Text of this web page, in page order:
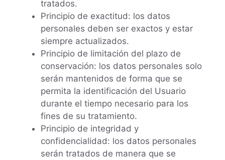
tratados.
Principio de exactitud: los datos
personales deben ser exactos y estar
siempre actualizados.
Principio de limitación del plazo de
conservación: los datos personales solo
serán mantenidos de forma que se
permita la identificación del Usuario
durante el tiempo necesario para los
fines de su tratamiento.
Principio de integridad y
confidencialidad: los datos personales
serán tratados de manera que se